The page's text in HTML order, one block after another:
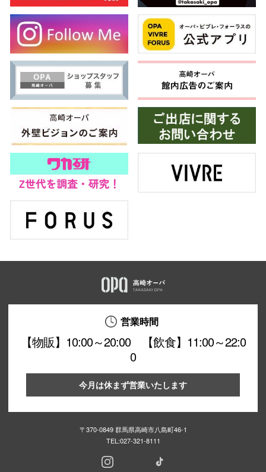
営業時間
【物販】10:00～20:00 【飲食】11:00～22:0
0
今月は休まず営業いたします
〒370-0849 群馬県高崎市八島町46-1
TEL:027-321-8111